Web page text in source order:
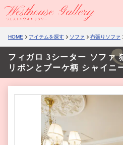
HOME アイテムを探す ソファ 布張りソファ
フィガロ 3シーター ソファ
リボンとブーケ柄 シャイニ